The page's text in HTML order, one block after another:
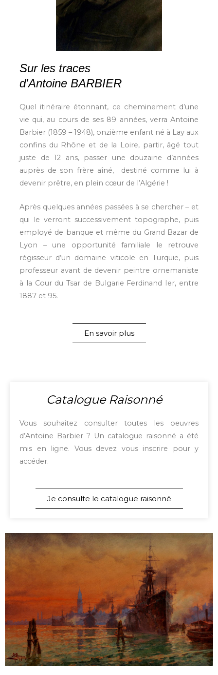
Sur les traces
d'Antoine BARBIER
Quel itinéraire étonnant, ce cheminement d’une
vie qui, au cours de ses 89 années, verra Antoine
Barbier (1859 – 1948), onzième enfant né à Lay aux
confins du Rhône et de la Loire, partir, âgé tout
juste de 12 ans, passer une douzaine d’années
auprès de son frère aîné, destiné comme lui à
devenir prêtre, en plein cœur de l’Algérie !
Après quelques années passées à se chercher – et
qui le verront successivement topographe, puis
employé de banque et même du Grand Bazar de
Lyon – une opportunité familiale le retrouve
régisseur d’un domaine viticole en Turquie, puis
professeur avant de devenir peintre ornemaniste
à la Cour du Tsar de Bulgarie Ferdinand Ier, entre
1887 et 95.
En savoir plus
Catalogue Raisonné
Vous souhaitez consulter toutes les oeuvres
d’Antoine Barbier ? Un catalogue raisonné a été
mis en ligne. Vous devez vous inscrire pour y
accéder.
Je consulte le catalogue raisonné